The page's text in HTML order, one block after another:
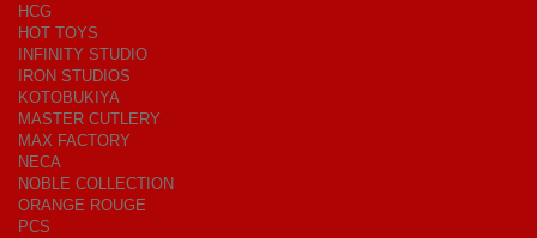
HCG
HOT TOYS
INFINITY STUDIO
IRON STUDIOS
KOTOBUKIYA
MASTER CUTLERY
MAX FACTORY
NECA
NOBLE COLLECTION
ORANGE ROUGE
PCS